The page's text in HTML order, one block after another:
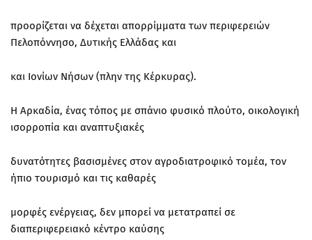
προορίζεται να δέχεται απορρίμματα των περιφερειών
Πελοπόννησο, Δυτικής Ελλάδας και
και Ιονίων Νήσων (πλην της Κέρκυρας).
Η Αρκαδία, ένας τόπος με σπάνιο φυσικό πλούτο, οικολογική
ισορροπία και αναπτυξιακές
δυνατότητες βασισμένες στον αγροδιατροφικό τομέα, τον
ήπιο τουρισμό και τις καθαρές
μορφές ενέργειας, δεν μπορεί να μετατραπεί σε
διαπεριφερειακό κέντρο καύσης